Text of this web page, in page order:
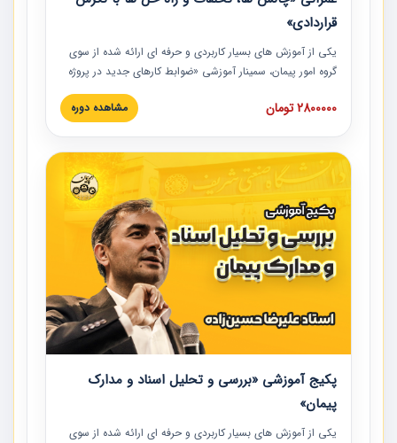
قراردادی»
یکی از آموزش‏‏‏‏‏‏ های بسیار کاربردی و حرفه‏ ای ارائه شده از سوی
گروه امور پیمان، سمینار آموزشی «ضوابط کارهای جدید در پروژه
های عمرانی» چالش ها، تخلفات و راه حل ها با نگرش قراردادی
است که در محل سندیکای شرکت های ساختمانی کشور ارائه شد.
مدارک پیمان به همراه تجربیات عملی ارائه شده است.
2800000 تومان مشاهده دوره
پکیج آموزشی «بررسی و تحلیل اسناد و مدارک
پیمان»
یکی از آموزش‏‏‏‏‏‏ های بسیار کاربردی و حرفه‏ ای ارائه شده از سوی